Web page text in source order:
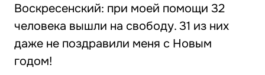
Воскресенский: при моей помощи 32
человека вышли на свободу. 31 из них
даже не поздравили меня с Новым
годом!